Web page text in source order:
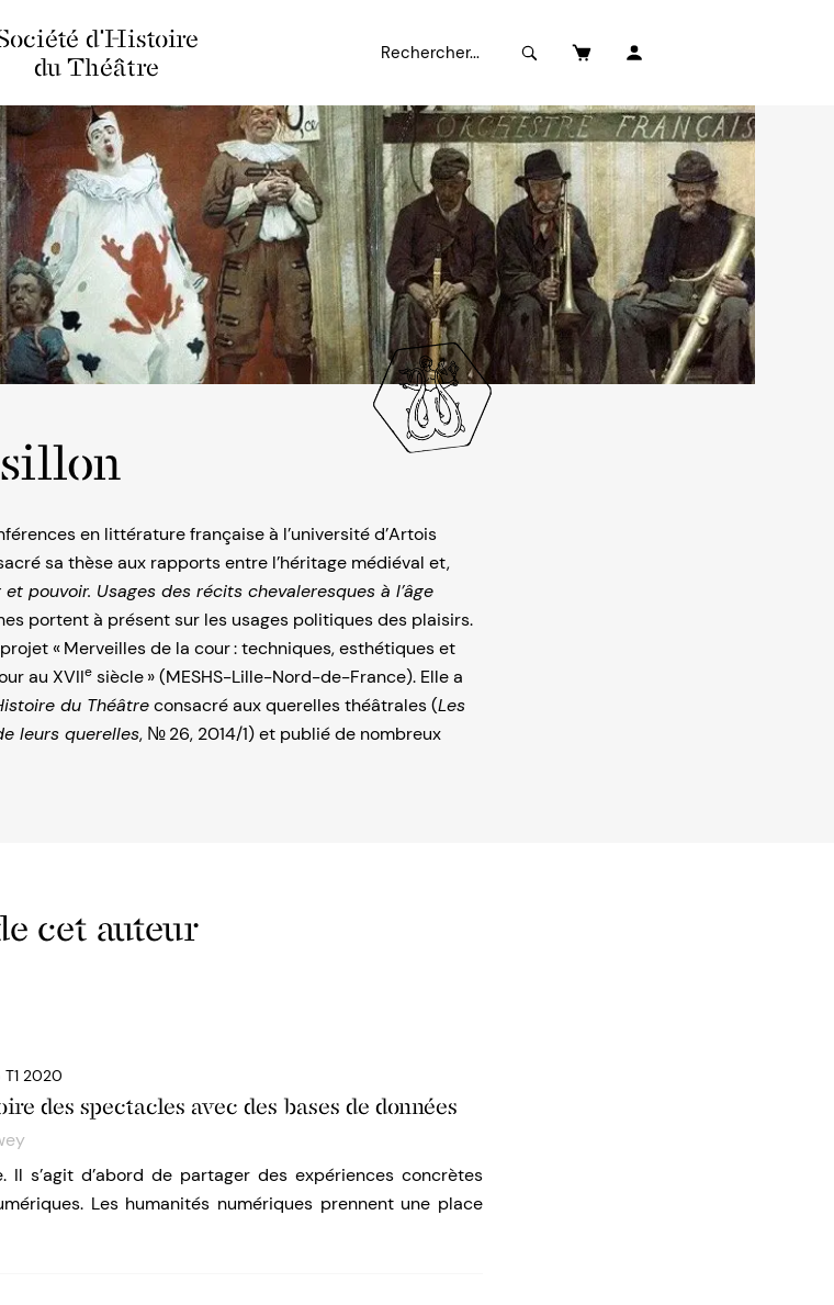
d'Histoire
du Théâtre
en littérature française à l’université d’Artois
sa thèse aux rapports entre l’héritage médiéval et,
et pouvoir. Usages des récits chevaleresques à l’âge
portent à présent sur les usages politiques des plaisirs.
« Merveilles de la cour : techniques, esthétiques et
au XVIIe siècle » (MESHS-Lille-Nord-de-France). Elle a
du Théâtreconsacré aux querelles théâtrales (Les
leurs querelles, № 26, 2014/1) et publié de nombreux
cet auteur
T1 2020
des spectacles avec des bases de données
Il s’agit d’abord de partager des expériences concrètes
Les humanités numériques prennent une place